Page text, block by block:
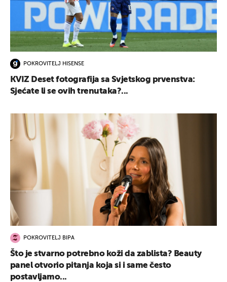
POKROVITELJ HISENSE
KVIZ Deset fotografija sa Svjetskog prvenstva:
Sjećate li se ovih trenutaka?...
POKROVITELJ BIPA
Što je stvarno potrebno koži da zablista? Beauty
panel otvorio pitanja koja si i same često
postavljamo...